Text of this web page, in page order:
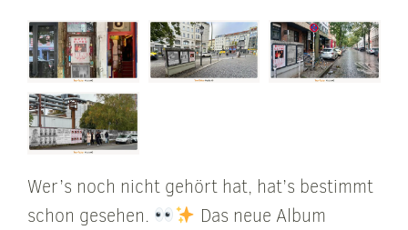
Wer’s noch nicht gehört hat, hat’s bestimmt
schon gesehen.
Das neue Album